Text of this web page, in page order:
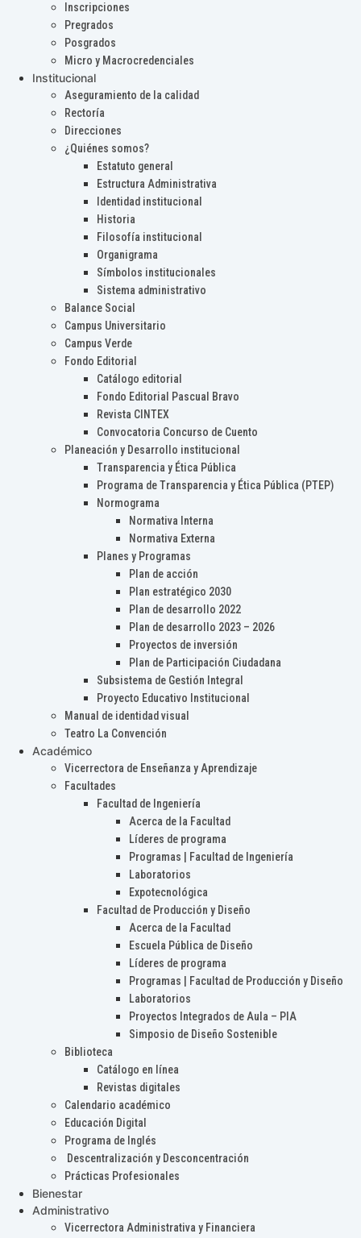
Inscripciones
Pregrados
Posgrados
Micro y Macrocredenciales
Institucional
Aseguramiento de la calidad
Rectoría
Direcciones
¿Quiénes somos?
Estatuto general
Estructura Administrativa
Identidad institucional
Historia
Filosofía institucional
Organigrama
Símbolos institucionales
Sistema administrativo
Balance Social
Campus Universitario
Campus Verde
Fondo Editorial
Catálogo editorial
Fondo Editorial Pascual Bravo
Revista CINTEX
Convocatoria Concurso de Cuento
Planeación y Desarrollo institucional
Transparencia y Ética Pública
Programa de Transparencia y Ética Pública (PTEP)
Normograma
Normativa Interna
Normativa Externa
Planes y Programas
Plan de acción
Plan estratégico 2030
Plan de desarrollo 2022
Plan de desarrollo 2023 – 2026
Proyectos de inversión
Plan de Participación Ciudadana
Subsistema de Gestión Integral
Proyecto Educativo Institucional
Manual de identidad visual
Teatro La Convención
Académico
Vicerrectora de Enseñanza y Aprendizaje
Facultades
Facultad de Ingeniería
Acerca de la Facultad
Líderes de programa
Programas | Facultad de Ingeniería
Laboratorios
Expotecnológica
Facultad de Producción y Diseño
Acerca de la Facultad
Escuela Pública de Diseño
Líderes de programa
Programas | Facultad de Producción y Diseño
Laboratorios
Proyectos Integrados de Aula – PIA
Simposio de Diseño Sostenible
Biblioteca
Catálogo en línea
Revistas digitales
Calendario académico
Educación Digital
Programa de Inglés
Descentralización y Desconcentración
Prácticas Profesionales
Bienestar
Administrativo
Vicerrectora Administrativa y Financiera